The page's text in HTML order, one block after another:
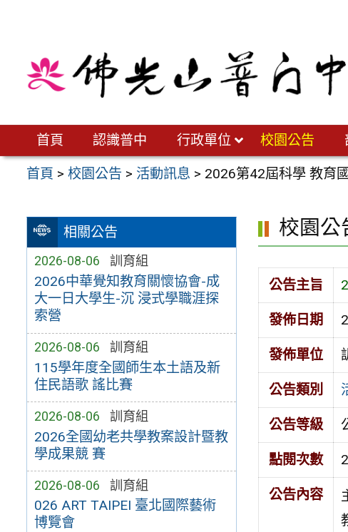
首頁 認識普中 行政單位 校園公告
首頁 >校園公告 > 活動訊息 > 2026第42屆科學 教育
相關公告
2026-08-06 訓育組
2026中華覺知教育關懷協會-成
大一日大學生-沉 浸式學職涯探
索營
2026-08-06 訓育組
115學年度全國師生本土語及新
住民語歌 謠比賽
2026-08-06 訓育組
2026全國幼老共學教案設計暨教
學成果競 賽
2026-08-06 訓育組
026 ART TAIPEI 臺北國際藝術
博覽會
校園公
公告主旨
發佈日期
發佈單位
公告類別
公告等級
點閱次數
公告內容